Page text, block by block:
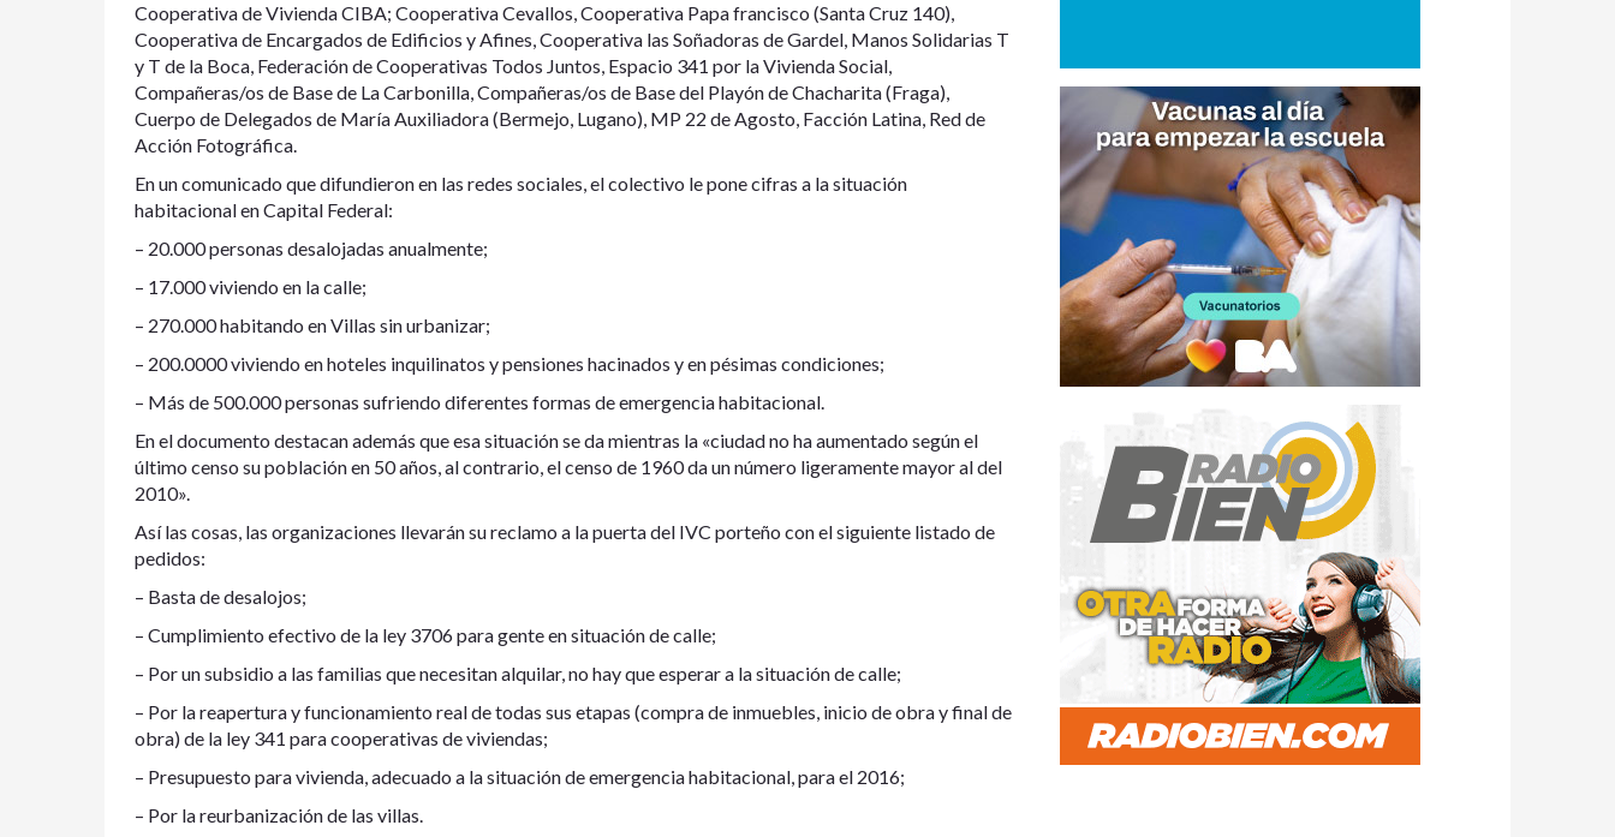
Cooperativa de Vivienda CIBA; Cooperativa Cevallos, Cooperativa Papa francisco (Santa Cruz 140),
Cooperativa de Encargados de Edificios y Afines, Cooperativa las Soñadoras de Gardel, Manos Solidarias T
y T de la Boca, Federación de Cooperativas Todos Juntos, Espacio 341 por la Vivienda Social,
Compañeras/os de Base de La Carbonilla, Compañeras/os de Base del Playón de Chacharita (Fraga),
Cuerpo de Delegados de María Auxiliadora (Bermejo, Lugano), MP 22 de Agosto, Facción Latina, Red de
Acción Fotográfica.
En un comunicado que difundieron en las redes sociales, el colectivo le pone cifras a la situación
habitacional en Capital Federal:
– 20.000 personas desalojadas anualmente;
– 17.000 viviendo en la calle;
– 270.000 habitando en Villas sin urbanizar;
– 200.0000 viviendo en hoteles inquilinatos y pensiones hacinados y en pésimas condiciones;
– Más de 500.000 personas sufriendo diferentes formas de emergencia habitacional.
En el documento destacan además que esa situación se da mientras la «ciudad no ha aumentado según el
último censo su población en 50 años, al contrario, el censo de 1960 da un número ligeramente mayor al del
2010».
Así las cosas, las organizaciones llevarán su reclamo a la puerta del IVC porteño con el siguiente listado de
pedidos:
– Basta de desalojos;
– Cumplimiento efectivo de la ley 3706 para gente en situación de calle;
– Por un subsidio a las familias que necesitan alquilar, no hay que esperar a la situación de calle;
– Por la reapertura y funcionamiento real de todas sus etapas (compra de inmuebles, inicio de obra y final de
obra) de la ley 341 para cooperativas de viviendas;
– Presupuesto para vivienda, adecuado a la situación de emergencia habitacional, para el 2016;
– Por la reurbanización de las villas.